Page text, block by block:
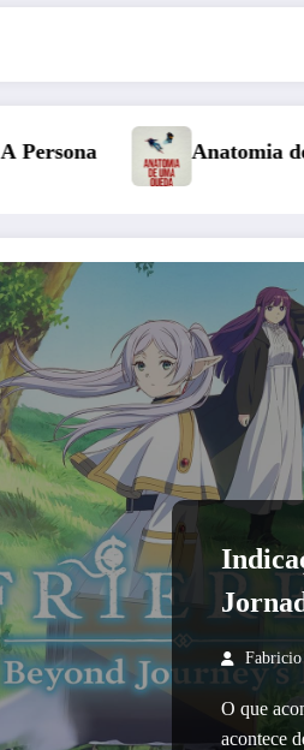
quando o casamento vai a
Fabricio
O que
acontece